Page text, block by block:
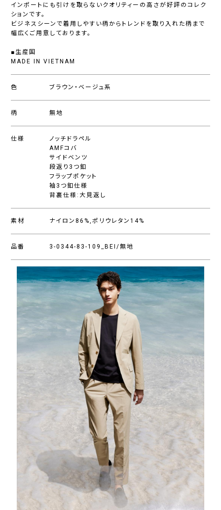
インポートにも引けを取らないクオリティーの高さが好評のコレク
ションです。
ビジネスシーンで着用しやすい柄からトレンドを取り入れた柄まで
幅広くご用意しております。
■生産国
MADE IN VIETNAM
色 ブラウン・ベージュ系
柄 無地
仕様
ノッチドラペル
AMFコバ
サイドベンツ
段返り3つ釦
フラップポケット
袖3つ釦仕様
背裏仕様:大見返し
素材 ナイロン86%,ポリウレタン14%
品番 3-0344-83-109_BEI/無地